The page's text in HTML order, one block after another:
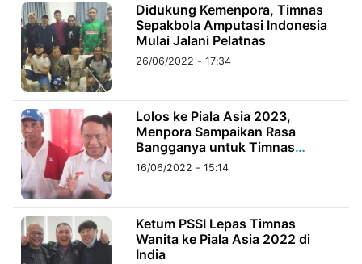
Didukung Kemenpora, Timnas
Sepakbola Amputasi Indonesia
Mulai Jalani Pelatnas
26/06/2022 - 17:34
Lolos ke Piala Asia 2023,
Menpora Sampaikan Rasa
Bangganya untuk Timnas
Indonesia
16/06/2022 - 15:14
Ketum PSSI Lepas Timnas
Wanita ke Piala Asia 2022 di
India